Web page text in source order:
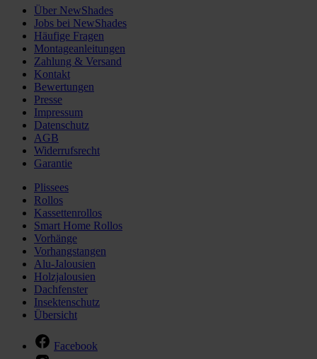
Über NewShades
Jobs bei NewShades
Häufige Fragen
Montageanleitungen
Zahlung & Versand
Kontakt
Bewertungen
Presse
Impressum
Datenschutz
AGB
Widerrufsrecht
Garantie
Plissees
Rollos
Kassettenrollos
Smart Home Rollos
Vorhänge
Vorhangstangen
Alu-Jalousien
Holzjalousien
Dachfenster
Insektenschutz
Übersicht
Facebook